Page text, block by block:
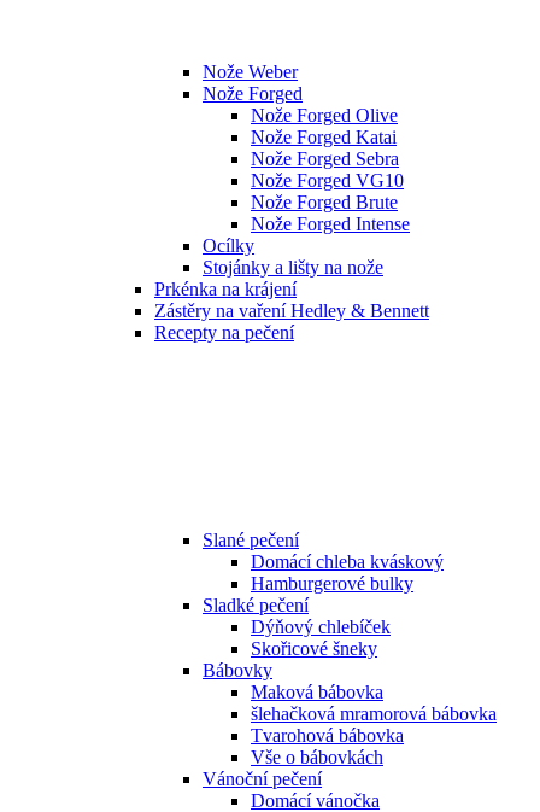
Nože Weber
Nože Forged
Nože Forged Olive
Nože Forged Katai
Nože Forged Sebra
Nože Forged VG10
Nože Forged Brute
Nože Forged Intense
Ocílky
Stojánky a lišty na nože
Prkénka na krájení
Zástěry na vaření Hedley & Bennett
Recepty na pečení
Slané pečení
Domácí chleba kváskový
Hamburgerové bulky
Sladké pečení
Dýňový chlebíček
Skořicové šneky
Bábovky
Maková bábovka
šlehačková mramorová bábovka
Tvarohová bábovka
Vše o bábovkách
Vánoční pečení
Domácí vánočka